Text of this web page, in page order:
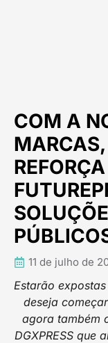
COM A
11 de julho de
Estarão
deseja
agora também
DGXPRESS que